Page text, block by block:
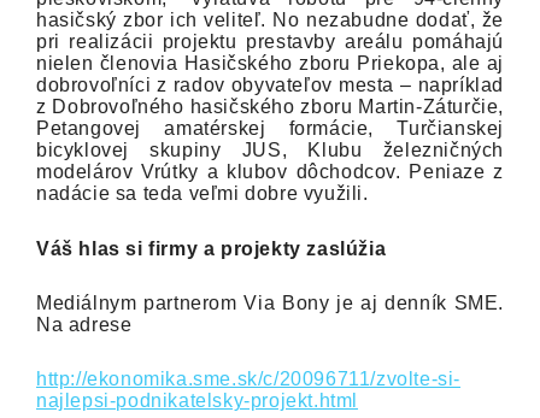
hasičský zbor ich veliteľ. No nezabudne dodať, že
pri realizácii projektu prestavby areálu pomáhajú
nielen členovia Hasičského zboru Priekopa, ale aj
dobrovoľníci z radov obyvateľov mesta – napríklad
z Dobrovoľného hasičského zboru Martin-Záturčie,
Petangovej amatérskej formácie, Turčianskej
bicyklovej skupiny JUS, Klubu železničných
modelárov Vrútky a klubov dôchodcov. Peniaze z
nadácie sa teda veľmi dobre využili.
Váš hlas si firmy a projekty zaslúžia
Mediálnym partnerom Via Bony je aj denník SME.
Na adrese
http://ekonomika.sme.sk/c/20096711/zvolte-si-
najlepsi-podnikatelsky-projekt.html